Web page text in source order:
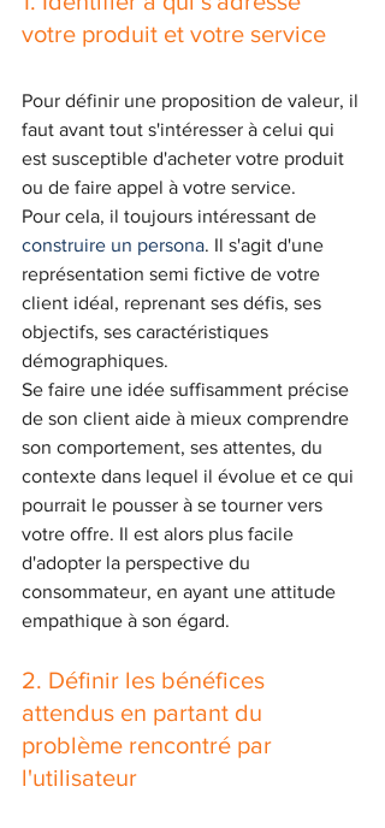
votre produit et votre service
Pour définir une proposition de valeur, il
faut avant tout s'intéresser à celui qui
est susceptible d'acheter votre produit
ou de faire appel à votre service.
Pour cela, il toujours intéressant de
construire un persona. Il s'agit d'une
représentation semi fictive de votre
client idéal, reprenant ses défis, ses
objectifs, ses caractéristiques
démographiques.
Se faire une idée suffisamment précise
de son client aide à mieux comprendre
son comportement, ses attentes, du
contexte dans lequel il évolue et ce qui
pourrait le pousser à se tourner vers
votre offre. Il est alors plus facile
d'adopter la perspective du
consommateur, en ayant une attitude
empathique à son égard.
2. Définir les bénéfices
attendus en partant du
problème rencontré par
l'utilisateur